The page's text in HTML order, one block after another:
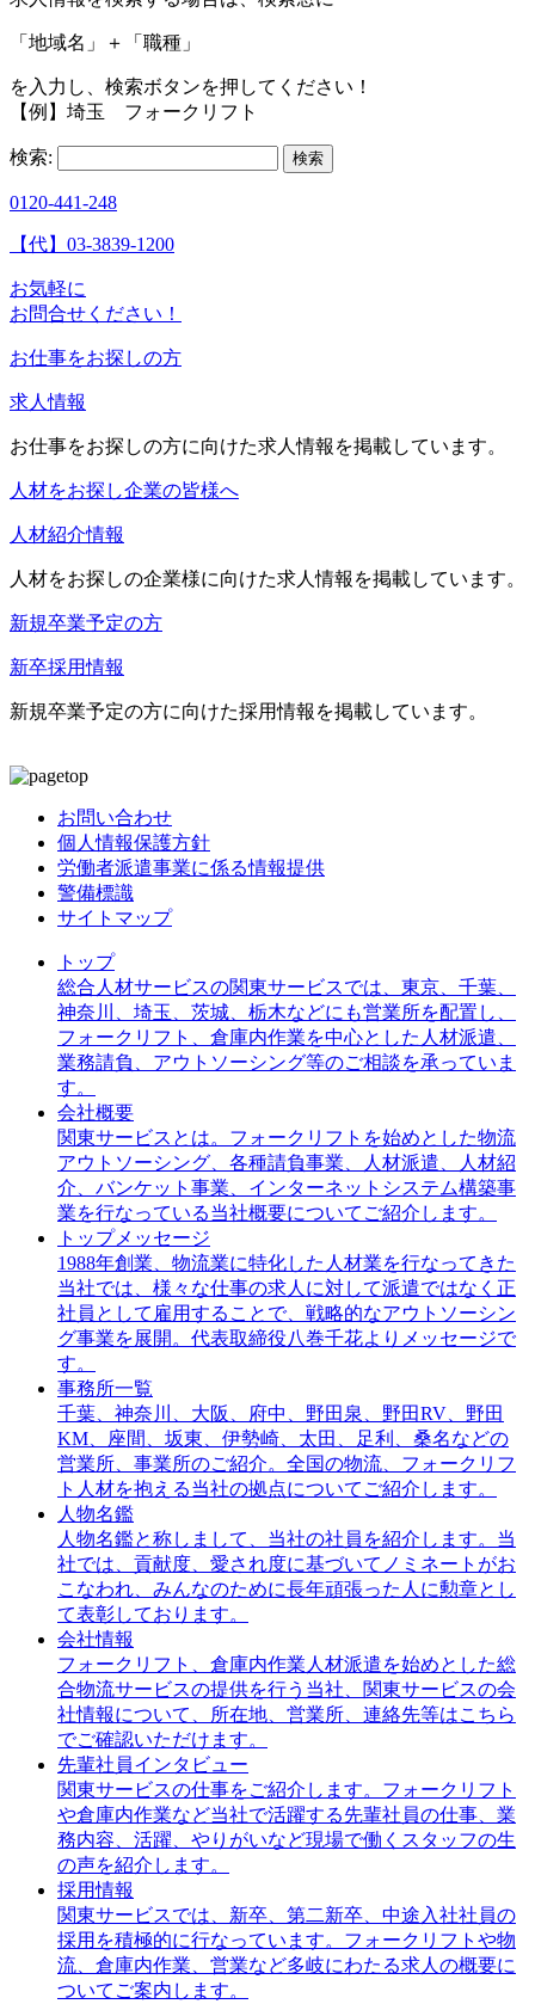
「地域名」＋「職種」
を入力し、 検索ボタンを押してください！
【例】埼玉 フォークリフト
検索:
0120-441-248
【代】03-3839-1200
お気軽に
お問合せください！
お仕事をお探しの方
求人情報
お仕事をお探しの方に向けた求人情報を掲載しています。
人材をお探し企業の皆様へ
人材紹介情報
人材をお探しの企業様に向けた求人情報を掲載しています。
新規卒業予定の方
新卒採用情報
新規卒業予定の方に向けた採用情報を掲載しています。
お問い合わせ
個人情報保護方針
労働者派遣事業に係る情報提供
警備標識
サイトマップ
トップ
総合人材サービスの関東サービスでは、東京、千葉、
神奈川、埼玉、茨城、栃木などにも営業所を配置し、
フォークリフト、倉庫内作業を中心とした人材派遣、
業務請負、アウトソーシング等のご相談を承っていま
す。
会社概要
関東サービスとは。フォークリフトを始めとした物流
アウトソーシング、各種請負事業、人材派遣、人材紹
介、バンケット事業、インターネットシステム構築事
業を行なっている当社概要についてご紹介します。
トップメッセージ
1988年創業、物流業に特化した人材業を行なってきた
当社では、様々な仕事の求人に対して派遣ではなく正
社員として雇用することで、戦略的なアウトソーシン
グ事業を展開。代表取締役八巻千花よりメッセージで
す。
事務所一覧
千葉、神奈川、大阪、府中、野田泉、野田RV、野田
KM、座間、坂東、伊勢崎、太田、足利、桑名などの
営業所、事業所のご紹介。全国の物流、フォークリフ
ト人材を抱える当社の拠点についてご紹介します。
人物名鑑
人物名鑑と称しまして、当社の社員を紹介します。当
社では、貢献度、愛され度に基づいてノミネートがお
こなわれ、みんなのために長年頑張った人に勲章とし
て表彰しております。
会社情報
フォークリフト、倉庫内作業人材派遣を始めとした総
合物流サービスの提供を行う当社、関東サービスの会
社情報について、所在地、営業所、連絡先等はこちら
でご確認いただけます。
先輩社員インタビュー
関東サービスの仕事をご紹介します。フォークリフト
や倉庫内作業など当社で活躍する先輩社員の仕事、業
務内容、活躍、やりがいなど現場で働くスタッフの生
の声を紹介します。
採用情報
関東サービスでは、新卒、第二新卒、中途入社社員の
採用を積極的に行なっています。フォークリフトや物
流、倉庫内作業、営業など多岐にわたる求人の概要に
ついてご案内します。